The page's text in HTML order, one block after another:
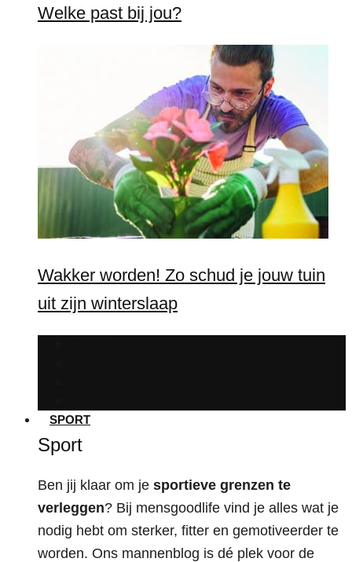
Welke past bij jou?
Wakker worden! Zo schud je jouw tuin
uit zijn winterslaap
SPORT
Sport
Ben jij klaar om je sportieve grenzen te
verleggen? Bij mensgoodlife vind je alles wat je
nodig hebt om sterker, fitter en gemotiveerder te
worden. Ons mannenblog is dé plek voor de